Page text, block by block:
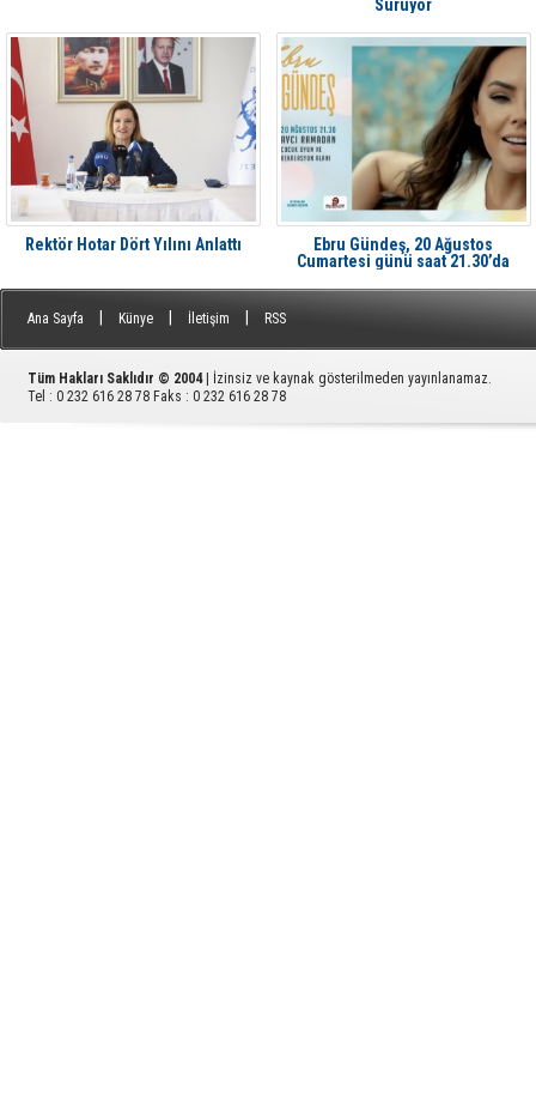
Sürüyor
Rektör Hotar Dört Yılını Anlattı
Ebru Gündeş, 20 Ağustos
Cumartesi günü saat 21.30’da
Ana Sayfa Künye İletişim RSS
Tüm Hakları Saklıdır © 2004| İzinsiz ve kaynak gösterilmeden yayınlanamaz.
Tel : 0 232 616 28 78 Faks : 0 232 616 28 78